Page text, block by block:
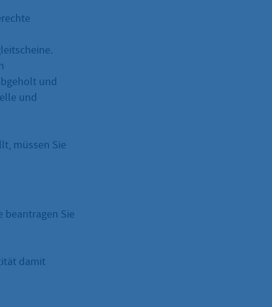
und
und
müssen Sie
beantragen Sie
damit